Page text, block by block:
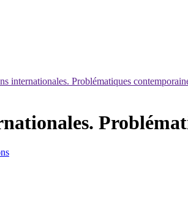
internationales. Problématiques